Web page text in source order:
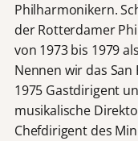
Philharmonikern.
der Rotterdamer
von 1973 bis 1979
Nennen wir das
1975 Gastdirigent
musikalische
Chefdirigent des